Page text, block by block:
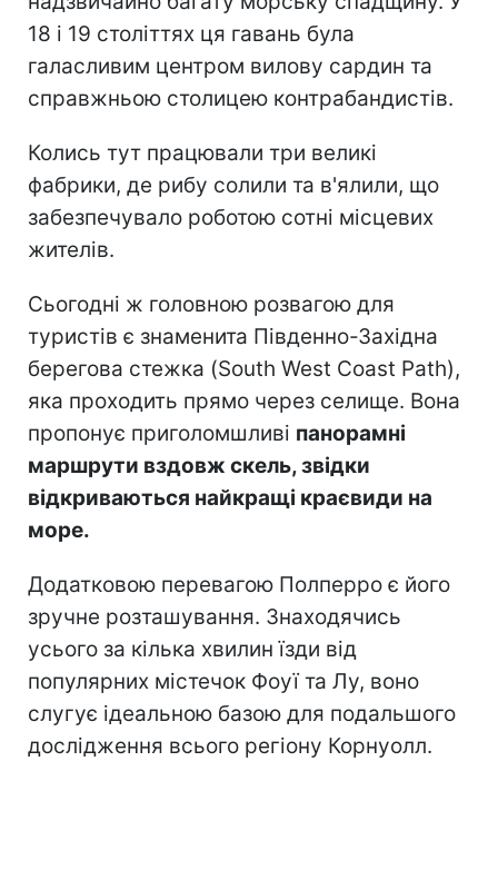
18 і 19 століттях ця гавань була
галасливим центром вилову сардин та
справжньою столицею контрабандистів.
Колись тут працювали три великі
фабрики, де рибу солили та в'ялили, що
забезпечувало роботою сотні місцевих
жителів.
Сьогодні ж головною розвагою для
туристів є знаменита Південно-Західна
берегова стежка (South West Coast Path),
яка проходить прямо через селище. Вона
пропонує приголомшливі панорамні
маршрути вздовж скель, звідки
відкриваються найкращі краєвиди на
море.
Додатковою перевагою Полперро є його
зручне розташування. Знаходячись
усього за кілька хвилин їзди від
популярних містечок Фоуї та Лу, воно
слугує ідеальною базою для подальшого
дослідження всього регіону Корнуолл.